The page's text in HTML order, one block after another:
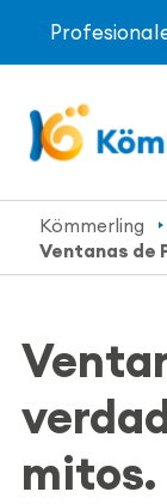
Kömmerling
Ventanas de
mitos.